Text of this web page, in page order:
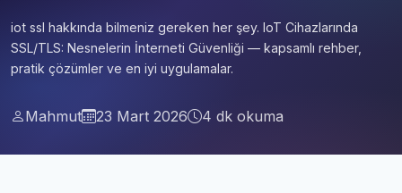
iot ssl hakkında bilmeniz gereken her şey. IoT Cihazlarında
SSL/TLS: Nesnelerin İnterneti Güvenliği — kapsamlı rehber,
pratik çözümler ve en iyi uygulamalar.
Mahmut 23 Mart 2026 4 dk okuma